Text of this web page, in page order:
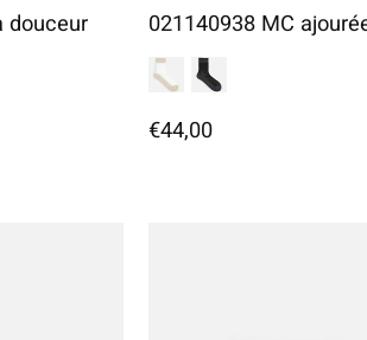
douceur 021140938 MC
€44,00